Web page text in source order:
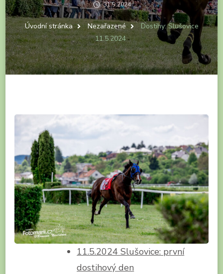
31.5.2024
Úvodní stránka Nezařazené
Dostihy: Slušovice
11.5.2024
11.5.2024 Slušovice: první
dostihový den